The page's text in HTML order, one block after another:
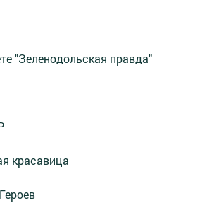
"Зеленодольская правда"
красавица